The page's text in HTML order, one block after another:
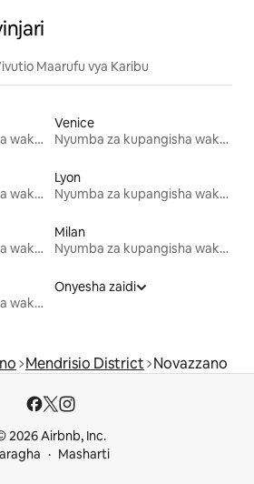
Maarufu vya Karibu
Nyumba za kupangisha wakati wa likizo
Venice
Nyumba za kupangisha wakati wa likizo
Nyumba za kupangisha wakati wa likizo
Lyon
Nyumba za kupangisha wakati wa likizo
Nyumba za kupangisha wakati wa likizo
Milan
Nyumba za kupangisha wakati wa likizo
Nyumba za kupangisha wakati wa likizo
Onyesha zaidi
Mendrisio District Novazzano
2026 Airbnb, Inc.
Masharti